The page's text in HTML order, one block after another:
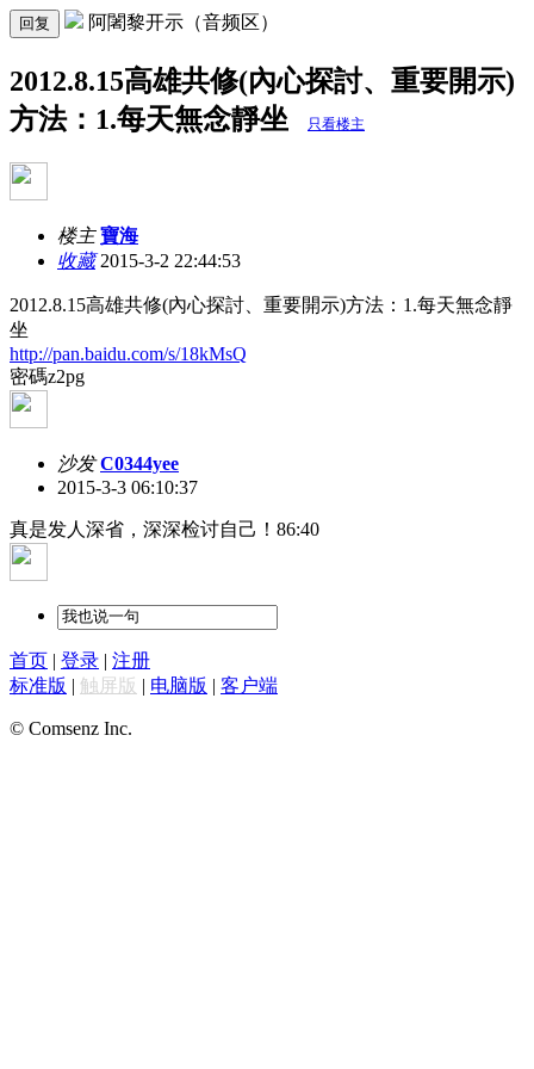
回复 阿闍黎开示（音频区）
2012.8.15高雄共修(內心探討、重要開示)
方法：1.每天無念靜坐
只看楼主
楼主 寶海
收藏2015-3-2 22:44:53
2012.8.15高雄共修(內心探討、重要開示)方法：1.每天無念靜
坐
http://pan.baidu.com/s/18kMsQ
密碼z2pg
沙发 C0344yee
2015-3-3 06:10:37
真是发人深省，深深检讨自己！86:40
首页 | 登录 | 注册
标准版 | 触屏版 | 电脑版 | 客户端
© Comsenz Inc.